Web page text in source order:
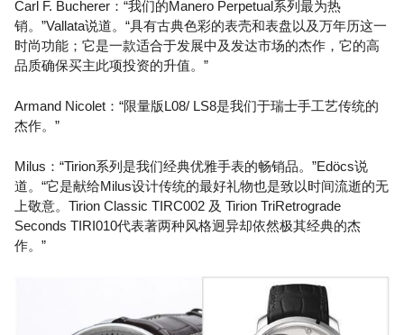
Carl F. Bucherer：“我们的Manero Perpetual系列最为热
销。”Vallata说道。“具有古典色彩的表壳和表盘以及万年历这一
时尚功能；它是一款适合于发展中及发达市场的杰作，它的高
品质确保买主此项投资的升值。”
Armand Nicolet：“限量版L08/ LS8是我们于瑞士手工艺传统的
杰作。”
Milus：“Tirion系列是我们经典优雅手表的畅销品。”Edöcs说
道。“它是献给Milus设计传统的最好礼物也是致以时间流逝的无
上敬意。Tirion Classic TIRC002 及 Tirion TriRetrograde
Seconds TIRI010代表著两种风格迥异却依然极其经典的杰
作。”